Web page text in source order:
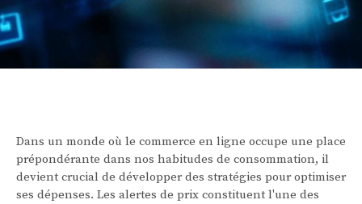
Dans un monde où le commerce en ligne occupe une place
prépondérante dans nos habitudes de consommation, il
devient crucial de développer des stratégies pour optimiser
ses dépenses. Les alertes de prix constituent l'une des